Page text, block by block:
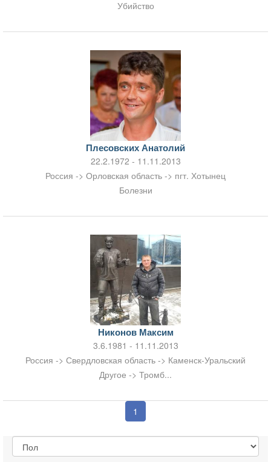
Убийство
Плесовских Анатолий
22.2.1972 - 11.11.2013
Россия -> Орловская область -> пгт. Хотынец
Болезни
Никонов Максим
3.6.1981 - 11.11.2013
Россия -> Свердловская область -> Каменск-Уральский
Другое -> Тромб...
1